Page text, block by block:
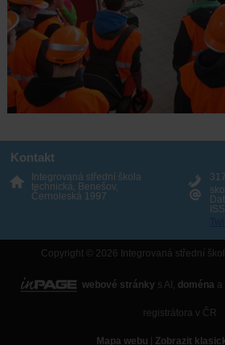
Kontakt
Integrovaná střední škola
technická, Benešov,
Černoleská 1997
Copyright © 2026 Integrovaná střední
webové stránky s AI, doména a
registrátora v ČR
Mapa webu Zobrazit